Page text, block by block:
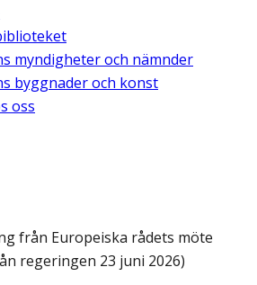
myndigheter och nämnder
byggnader och konst
oss
från Europeiska rådets möte
regeringen 23 juni 2026)